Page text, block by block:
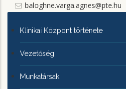
baloghne.varga.agnes@pte.hu
KLINIKAI
KÖZPONTRÓL
Klinikai Központ története
Vezetőség
Munkatársak